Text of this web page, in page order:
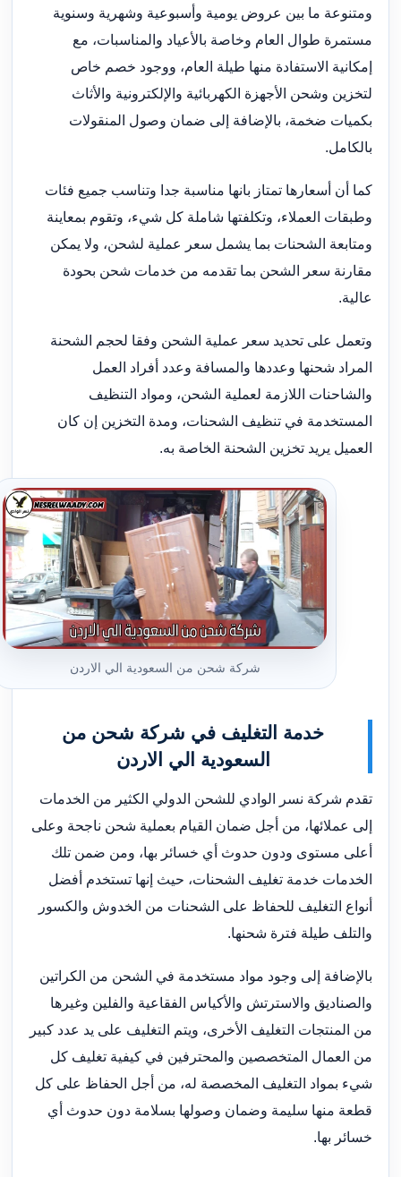
ومتنوعة ما بين عروض يومية وأسبوعية وشهرية وسنوية
مستمرة طوال العام وخاصة بالأعياد والمناسبات، مع
إمكانية الاستفادة منها طيلة العام، ووجود خصم خاص
لتخزين وشحن الأجهزة الكهربائية والإلكترونية والأثاث
بكميات ضخمة، بالإضافة إلى ضمان وصول المنقولات
بالكامل.
كما أن أسعارها تمتاز بانها مناسبة جدا وتناسب جميع فئات
وطبقات العملاء، وتكلفتها شاملة كل شيء، وتقوم بمعاينة
ومتابعة الشحنات بما يشمل سعر عملية لشحن، ولا يمكن
مقارنة سعر الشحن بما تقدمه من خدمات شحن بحودة
عالية.
وتعمل على تحديد سعر عملية الشحن وفقا لحجم الشحنة
المراد شحنها وعددها والمسافة وعدد أفراد العمل
والشاحنات اللازمة لعملية الشحن، ومواد التنظيف
المستخدمة في تنظيف الشحنات، ومدة التخزين إن كان
العميل يريد تخزين الشحنة الخاصة به.
شركة شحن من السعودية الي الاردن
خدمة التغليف في شركة شحن من
السعودية الي الاردن
تقدم شركة نسر الوادي للشحن الدولي الكثير من الخدمات
إلى عملائها، من أجل ضمان القيام بعملية شحن ناجحة وعلى
أعلى مستوى ودون حدوث أي خسائر بها، ومن ضمن تلك
الخدمات خدمة تغليف الشحنات، حيث إنها تستخدم أفضل
أنواع التغليف للحفاظ على الشحنات من الخدوش والكسور
والتلف طيلة فترة شحنها.
بالإضافة إلى وجود مواد مستخدمة في الشحن من الكراتين
والصناديق والاسترتش والأكياس الفقاعية والفلين وغيرها
من المنتجات التغليف الأخرى، ويتم التغليف على يد عدد كبير
من العمال المتخصصين والمحترفين في كيفية تغليف كل
شيء بمواد التغليف المخصصة له، من أجل الحفاظ على كل
قطعة منها سليمة وضمان وصولها بسلامة دون حدوث أي
خسائر بها.